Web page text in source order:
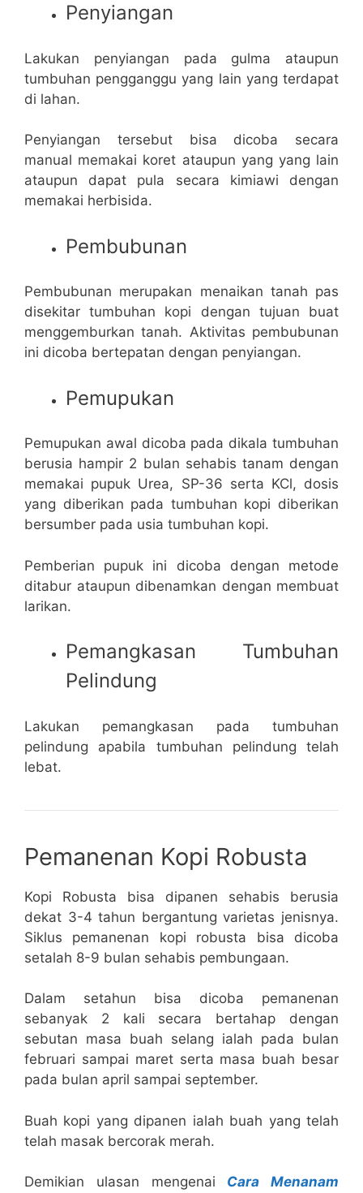
Penyiangan
Lakukan penyiangan pada gulma ataupun
tumbuhan pengganggu yang lain yang terdapat
di lahan.
Penyiangan tersebut bisa dicoba secara
manual memakai koret ataupun yang yang lain
ataupun dapat pula secara kimiawi dengan
memakai herbisida.
Pembubunan
Pembubunan merupakan menaikan tanah pas
disekitar tumbuhan kopi dengan tujuan buat
menggemburkan tanah. Aktivitas pembubunan
ini dicoba bertepatan dengan penyiangan.
Pemupukan
Pemupukan awal dicoba pada dikala tumbuhan
berusia hampir 2 bulan sehabis tanam dengan
memakai pupuk Urea, SP-36 serta KCl, dosis
yang diberikan pada tumbuhan kopi diberikan
bersumber pada usia tumbuhan kopi.
Pemberian pupuk ini dicoba dengan metode
ditabur ataupun dibenamkan dengan membuat
larikan.
Pemangkasan Tumbuhan
Pelindung
Lakukan pemangkasan pada tumbuhan
pelindung apabila tumbuhan pelindung telah
lebat.
Pemanenan Kopi Robusta
Kopi Robusta bisa dipanen sehabis berusia
dekat 3-4 tahun bergantung varietas jenisnya.
Siklus pemanenan kopi robusta bisa dicoba
setalah 8-9 bulan sehabis pembungaan.
Dalam setahun bisa dicoba pemanenan
sebanyak 2 kali secara bertahap dengan
sebutan masa buah selang ialah pada bulan
februari sampai maret serta masa buah besar
pada bulan april sampai september.
Buah kopi yang dipanen ialah buah yang telah
telah masak bercorak merah.
Demikian ulasan mengenai Cara Menanam